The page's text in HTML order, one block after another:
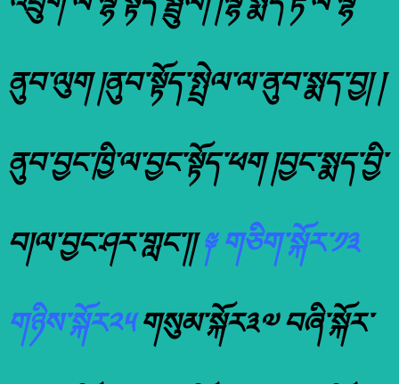
ནུབ་ལུག །ནུབ་སྟོད་སྤྲེལ་ལ་ནུབ་སྨད་བྱ། །
ནུབ་བྱང་ཁྱི་ལ་བྱང་སྟོད་ཕག །བྱང་སྨད་བྱི་
བ།ལ་བྱང་ཤར་གླང་།།༈ གཅིག་སྐོར་༡༣
གཉིས་སྐོར༢༥གསུམ་སྐོར༣༧ བཞི་སྐོར་